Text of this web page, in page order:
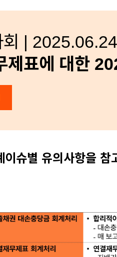
회 | 2025.06.24
제표에 대한
슈별 유의사항을